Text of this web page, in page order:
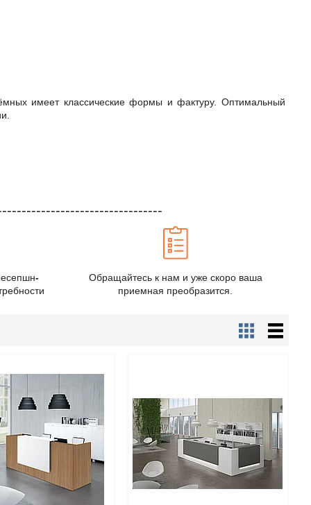
имеет классические формы и фактуру. Оптимальный
-
Обращайтесь к нам и уже скоро ваша
приемная преобразится.